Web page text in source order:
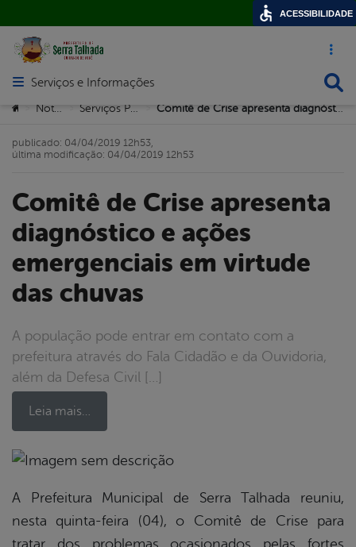
Acesso
Abrir menu principal de navegação
Serviços e Informações
Você está aqui:
> Notícias > > Comitê de Crise apresenta diagnóstico e ações emergenciais em virtude das chuvas
Comitê de Crise apresenta
diagnóstico e ações
emergenciais em virtude
das chuvas
A população pode entrar em contato com a
prefeitura através do Fala Cidadão e da Ouvidoria,
além da Defesa Civil […]
Leia mais…
publicado: 04/04/2019 12h53,
última modificação: 04/04/2019 12h53
A Prefeitura Municipal de Serra Talhada reuniu,
nesta quinta-feira (04), o Comitê de Crise para
tratar dos problemas ocasionados pelas fortes
ACESSIBILIDADE